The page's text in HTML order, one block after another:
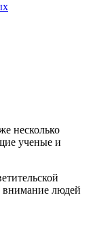
несколько
ученые и
внимание людей